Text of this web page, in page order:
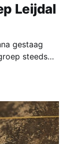
Leijdal
gestaag
steeds
Door het
in het